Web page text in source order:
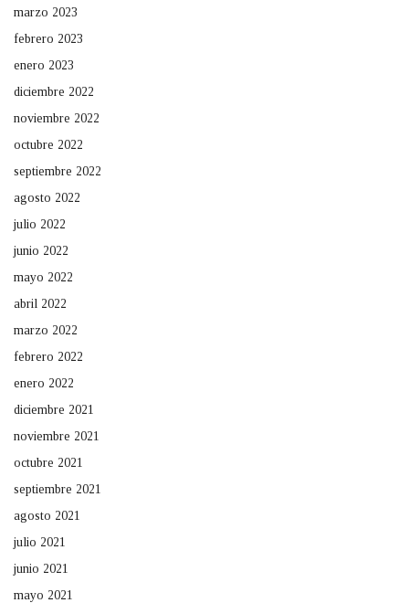
marzo 2023
febrero 2023
enero 2023
diciembre 2022
noviembre 2022
octubre 2022
septiembre 2022
agosto 2022
julio 2022
junio 2022
mayo 2022
abril 2022
marzo 2022
febrero 2022
enero 2022
diciembre 2021
noviembre 2021
octubre 2021
septiembre 2021
agosto 2021
julio 2021
junio 2021
mayo 2021